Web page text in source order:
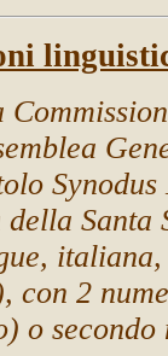
Santa
italiana,
con 2
o secondo